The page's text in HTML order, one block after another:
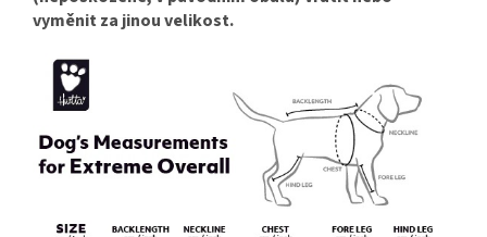
vyměnit za jinou velikost.